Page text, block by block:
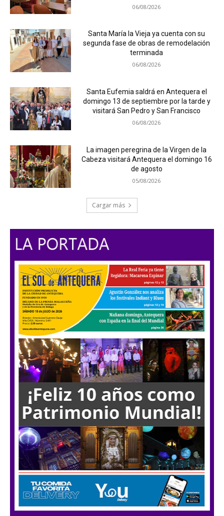
06/08/2026
Santa María la Vieja ya cuenta con su
segunda fase de obras de remodelación
terminada
06/08/2026
Santa Eufemia saldrá en Antequera el
domingo 13 de septiembre por la tarde y
visitará San Pedro y San Francisco
06/08/2026
La imagen peregrina de la Virgen de la
Cabeza visitará Antequera el domingo 16
de agosto
05/08/2026
Cargar más